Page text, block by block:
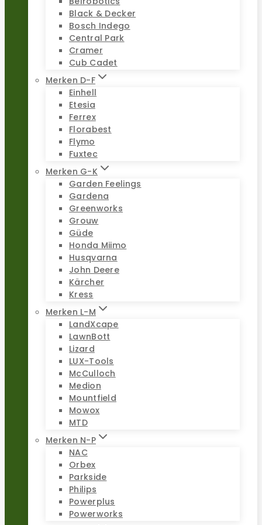
Black & Decker
Bosch Indego
Central Park
Cramer
Cub Cadet
Merken D-F
Einhell
Etesia
Ferrex
Florabest
Flymo
Fuxtec
Merken G-K
Garden Feelings
Gardena
Greenworks
Grouw
Güde
Honda Miimo
Husqvarna
John Deere
Kärcher
Kress
Merken L-M
LandXcape
LawnBott
Lizard
LUX-Tools
McCulloch
Medion
Mountfield
Mowox
MTD
Merken N-P
NAC
Orbex
Parkside
Philips
Powerplus
Powerworks